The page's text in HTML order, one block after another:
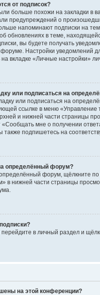
от подписок?
больше похожи на закладки в
предупреждений о
напоминают подписки на
обновлениях в теме,
вы будете получать
Настройки уведомлений
вкладке «Личные настройки»
или подписаться на
или подписаться на
ссылке в меню «Управление
и нижней части страницы
«Сообщать мне о получении
также подпишетесь на
определённый форум?
форум, щёлкните по
в нижней части страницы
перейдите в личный раздел и
на этой конференции?